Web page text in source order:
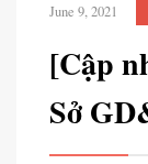
June 9, 2021
[Cập
Sở